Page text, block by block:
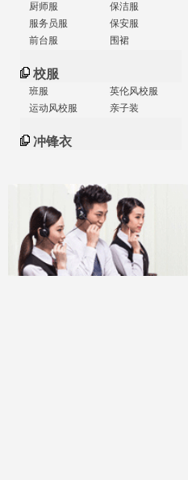
厨师服
保洁服
服务员服
保安服
前台服
围裙
校服
班服
英伦风校服
运动风校服
亲子装
冲锋衣